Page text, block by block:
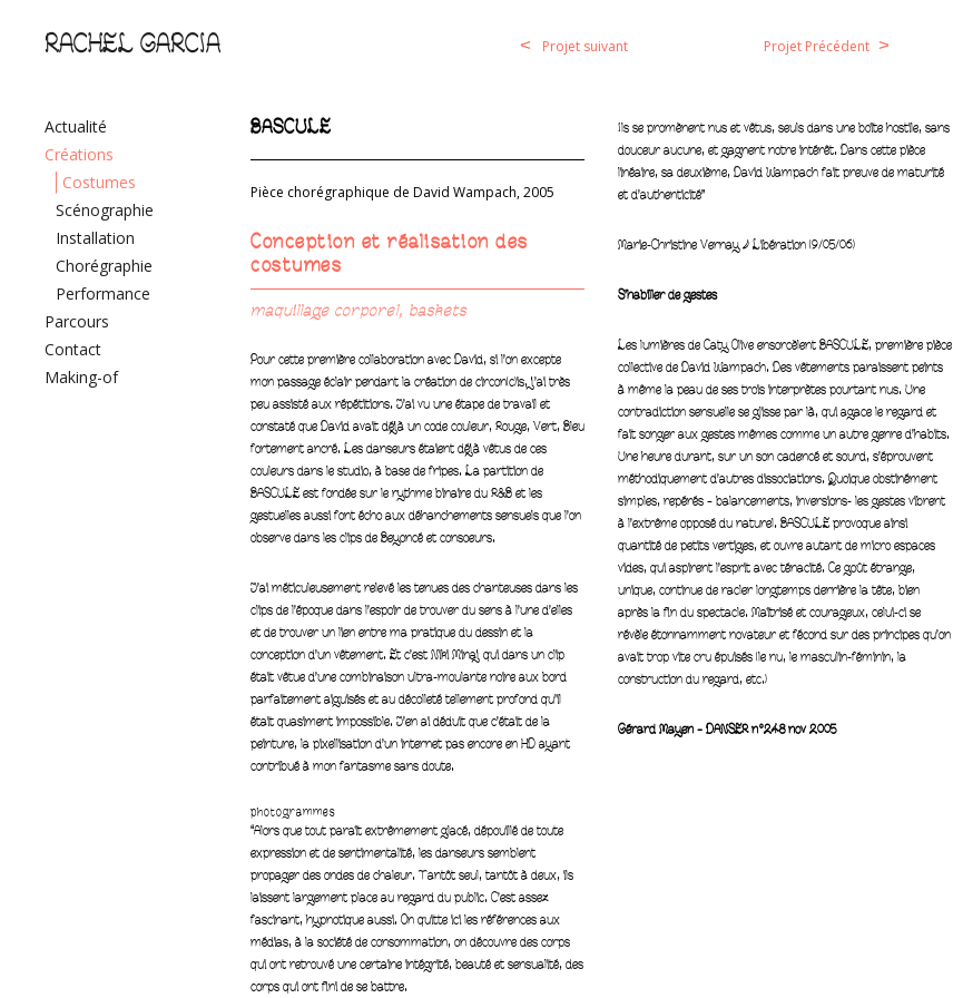
< Projet suivant Projet Précédent >
BASCULE
Pièce chorégraphique de David Wampach, 2005
Conception et réalisation des
costumes
maquillage corporel, baskets
Pour cette première collaboration avec David, si l’on excepte
mon passage éclair pendant la création de circon(c)is, j’ai très
peu assisté aux répétitions. J’ai vu une étape de travail et
constaté que David avait déjà un code couleur, Rouge, Vert, Bleu
fortement ancré. Les danseurs étaient déjà vêtus de ces
couleurs dans le studio, à base de fripes. La partition de
BASCULE est fondée sur le rythme binaire du R&B et les
gestuelles aussi font écho aux déhanchements sensuels que l’on
observe dans les clips de Beyoncé et consoeurs.
J’ai méticuleusement relevé les tenues des chanteuses dans les
clips de l’époque dans l’espoir de trouver du sens à l’une d’elles
et de trouver un lien entre ma pratique du dessin et la
conception d’un vêtement. Et c’est Niki Minaj qui dans un clip
était vêtue d’une combinaison ultra-moulante noire aux bord
parfaitement aiguisés et au décolleté tellement profond qu’il
était quasiment impossible. J’en ai déduit que c’était de la
peinture, la pixellisation d’un internet pas encore en HD ayant
contribué à mon fantasme sans doute.
photogrammes
“Alors que tout paraît extrêmement glacé, dépouillé de toute
expression et de sentimentalité, les danseurs semblent
propager des ondes de chaleur. Tantôt seul, tantôt à deux, ils
laissent largement place au regard du public. C’est assez
fascinant, hypnotique aussi. On quitte ici les références aux
médias, à la société de consommation, on découvre des corps
qui ont retrouvé une certaine intégrité, beauté et sensualité, des
corps qui ont fini de se battre.
Ils se promènent nus et vêtus, seuls dans une boîte hostile, sans
douceur aucune, et gagnent notre intérêt. Dans cette pièce
linéaire, sa deuxième, David Wampach fait preuve de maturité
et d’authenticité”
Marie-Christine Vernay • Libération (9/05/06)
S’habiller de gestes
Les lumières de Caty Olive ensorcèlent BASCULE, première pièce
collective de David Wampach. Des vêtements paraissent peints
à même la peau de ses trois interprètes pourtant nus. Une
contradiction sensuelle se glisse par là, qui agace le regard et
fait songer aux gestes mêmes comme un autre genre d’habits.
Une heure durant, sur un son cadencé et sourd, s’éprouvent
méthodiquement d’autres dissociations. Quoique obstinément
simples, repérés – balancements, inversions- les gestes vibrent
à l’extrême opposé du naturel. BASCULE provoque ainsi
quantité de petits vertiges, et ouvre autant de micro espaces
vides, qui aspirent l’esprit avec ténacité. Ce goût étrange,
unique, continue de racler longtemps derrière la tête, bien
après la fin du spectacle. Maîtrisé et courageux, celui-ci se
révèle étonnamment novateur et fécond sur des principes qu’on
avait trop vite cru épuisés (le nu, le masculin-féminin, la
construction du regard, etc.)
Gérard Mayen – DANSER n°248 nov 2005
RACHEL GARCIA
Actualité
Créations
Costumes
Scénographie
Installation
Chorégraphie
Performance
Parcours
Contact
Making-of